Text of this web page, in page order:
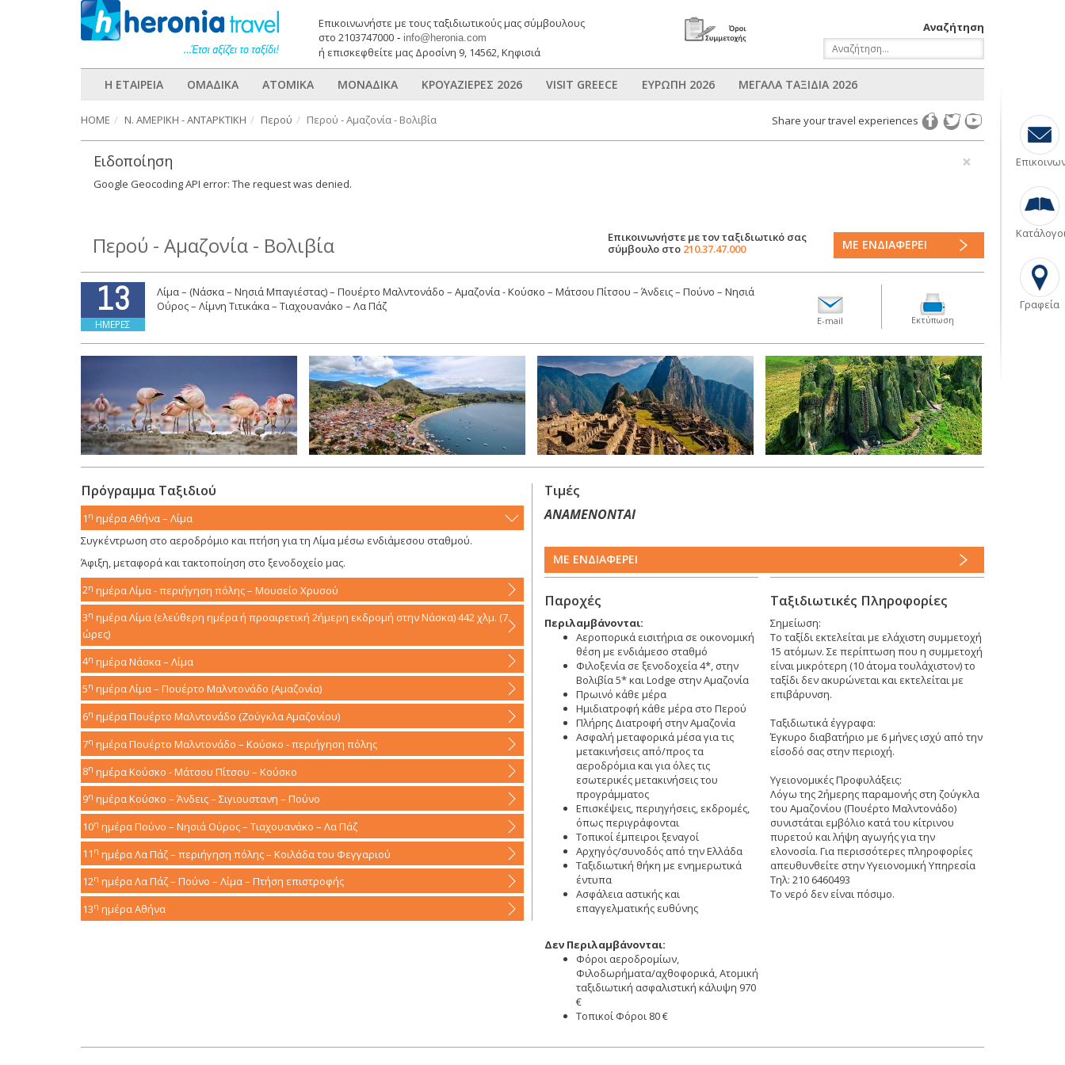
Επικοινωνήστε με τους ταξιδιωτικούς μας σύμβουλους
στο 2103747000 - info@heronia.com
ή επισκεφθείτε μας Δροσίνη 9, 14562, Κηφισιά
Αναζήτηση
Η ΕΤΑΙΡΕΙΑ ΟΜΑΔΙΚΑ ΑΤΟΜΙΚΑ ΜΟΝΑΔΙΚΑ ΚΡΟΥΑΖΙΕΡΕΣ 2026 VISIT GREECE ΕΥΡΩΠΗ 2026 ΜΕΓΑΛΑ ΤΑΞΙΔΙΑ 2026
HOME Ν. ΑΜΕΡΙΚΗ - ΑΝΤΑΡΚΤΙΚΗ Περού Περού - Αμαζονία - Βολιβία Share your travel experiences
×
Ειδοποίηση
Google Geocoding API error: The request was denied.
Περού - Αμαζονία - Βολιβία
Επικοινωνήστε με τον ταξιδιωτικό σας
σύμβουλο στο 210.37.47.000 ΜΕ ΕΝΔΙΑΦΕΡΕΙ
13
ΗΜΕΡΕΣ
Λίμα – (Νάσκα – Νησιά Μπαγιέστας) – Πουέρτο Μαλντονάδο – Αμαζονία - Κούσκο – Μάτσου Πίτσου – Άνδεις – Πούνο – Νησιά
Ούρος – Λίμνη Τιτικάκα – Τιαχουανάκο – Λα Πάζ
E-mail Εκτύπωση
Πρόγραμμα Ταξιδιού
1 η ημέραΑθήνα – Λίμα
Συγκέντρωση στο αεροδρόμιο και πτήση για τη Λίμα μέσω ενδιάμεσου σταθμού.
Άφιξη, μεταφορά και τακτοποίηση στο ξενοδοχείο μας.
2η ημέραΛίμα - περιήγηση πόλης – Μουσείο Χρυσού
3η ημέραΛίμα (ελεύθερη ημέρα ή προαιρετική 2ήμερη εκδρομή στην Νάσκα) 442 χλμ. (7
ώρες)
4η ημέραΝάσκα – Λίμα
5η ημέραΛίμα – Πουέρτο Μαλντονάδο (Αμαζονία)
6η ημέραΠουέρτο Μαλντονάδο (Ζούγκλα Αμαζονίου)
7η ημέραΠουέρτο Μαλντονάδο – Κούσκο - περιήγηση πόλης
8η ημέραΚούσκο - Μάτσου Πίτσου – Κούσκο
9η ημέραΚούσκο – Άνδεις – Σιγιουστανη – Πούνο
10η ημέραΠούνο – Νησιά Ούρος – Τιαχουανάκο – Λα Πάζ
11 η ημέραΛα Πάζ – περιήγηση πόλης – Κοιλάδα του Φεγγαριού
12η ημέραΛα Πάζ – Πούνο – Λίμα – Πτήση επιστροφής
13η ημέραΑθήνα
Τιμές
ΑΝΑΜΕΝΟΝΤΑΙ
ΜΕ ΕΝΔΙΑΦΕΡΕΙ
Παροχές
Περιλαμβάνονται:
Αεροπορικά εισιτήρια σε οικονομική
θέση με ενδιάμεσο σταθμό
Φιλοξενία σε ξενοδοχεία 4*, στην
Βολιβία 5* και Lodge στην Αμαζονία
Πρωινό κάθε μέρα
Ημιδιατροφή κάθε μέρα στο Περού
Πλήρης Διατροφή στην Αμαζονία
Ασφαλή μεταφορικά μέσα για τις
μετακινήσεις από/προς τα
αεροδρόμια και για όλες τις
εσωτερικές μετακινήσεις του
προγράμματος
Επισκέψεις, περιηγήσεις, εκδρομές,
όπως περιγράφονται
Τοπικοί έμπειροι ξεναγοί
Αρχηγός/συνοδός από την Ελλάδα
Ταξιδιωτική θήκη με ενημερωτικά
έντυπα
Ασφάλεια αστικής και
επαγγελματικής ευθύνης
Δεν Περιλαμβάνονται:
Φόροι αεροδρομίων,
Φιλοδωρήματα/αχθοφορικά, Ατομική
ταξιδιωτική ασφαλιστική κάλυψη 970
€
Τοπικοί Φόροι 80 €
Ταξιδιωτικές Πληροφορίες
Σημείωση:
Το ταξίδι εκτελείται με ελάχιστη συμμετοχή
15 ατόμων. Σε περίπτωση που η συμμετοχή
είναι μικρότερη (10 άτομα τουλάχιστον) το
ταξίδι δεν ακυρώνεται και εκτελείται με
επιβάρυνση.
Ταξιδιωτικά έγγραφα:
Έγκυρο διαβατήριο με 6 μήνες ισχύ από την
είσοδό σας στην περιοχή.
Υγειονομικές Προφυλάξεις:
Λόγω της 2ήμερης παραμονής στη ζούγκλα
του Αμαζονίου (Πουέρτο Μαλντονάδο)
συνιστάται εμβόλιο κατά του κίτρινου
πυρετού και λήψη αγωγής για την
ελονοσία. Για περισσότερες πληροφορίες
απευθυνθείτε στην Υγειονομική Υπηρεσία
Τηλ: 210 6460493
Το νερό δεν είναι πόσιμο.
Γραφεία